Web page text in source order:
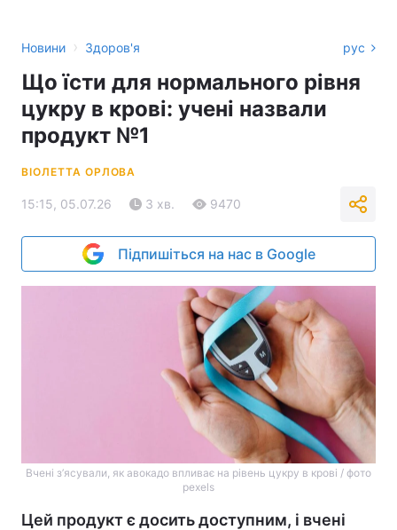
Новини › Здоров'я рус
Що їсти для нормального рівня
цукру в крові: учені назвали
продукт №1
ВІОЛЕТТА ОРЛОВА
15:15, 05.07.26 3 хв. 9470
Підпишіться на нас в Google
Вчені з’ясували, як авокадо впливає на рівень цукру в крові / фото
pexels
Цей продукт є досить доступним, і вчені